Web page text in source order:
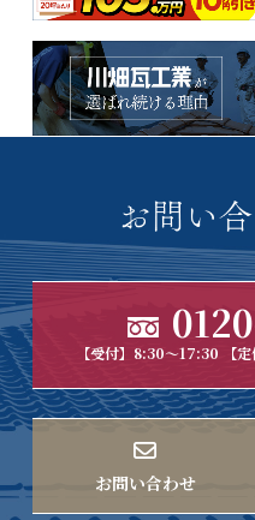
【受付】8:30～17:30 【
お問い合わせ